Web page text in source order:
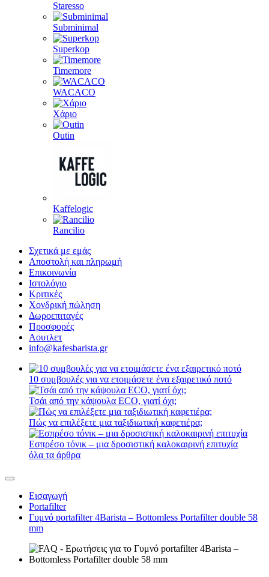
Staresso
Subminimal
Superkop
Timemore
WACACO
Χάριο
Outin
Kaffelogic
Rancilio
Σχετικά με εμάς
Αποστολή και πληρωμή
Επικοινωνία
Ιστολόγιο
Κριτικές
Χονδρική πώληση
Δωροεπιταγές
Προσφορές
Αουτλετ
info@kafesbarista.gr
10 συμβουλές για να ετοιμάσετε ένα εξαιρετικό ποτό
Τσάι από την κάψουλα ECO, γιατί όχι;
Πώς να επιλέξετε μια ταξιδιωτική καφετιέρα;
Εσπρέσο τόνικ – μια δροσιστική καλοκαιρινή επιτυχία
όλα τα άρθρα
Εισαγωγή
Portafilter
Γυμνό portafilter 4Barista – Bottomless Portafilter double 58
mm